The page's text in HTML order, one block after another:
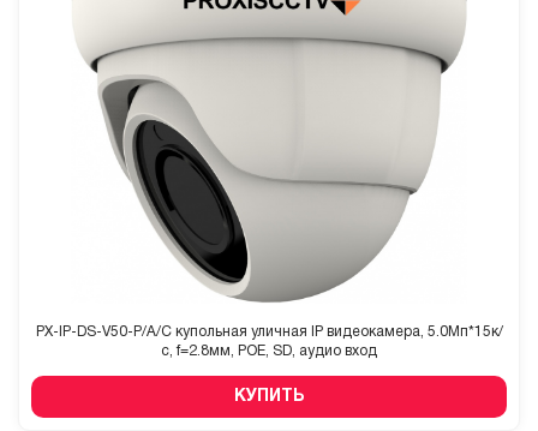
PX-IP-DS-V50-P/A/C купольная уличная IP видеокамера, 5.0Мп*15к/
с, f=2.8мм, POE, SD, аудио вход
КУПИТЬ